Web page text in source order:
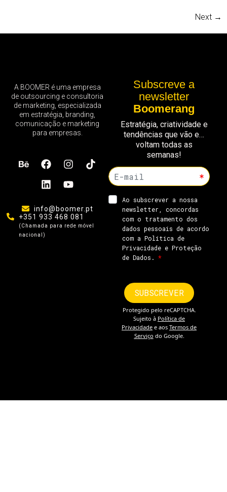
Next →
A BOOMER é uma empresa
de outsourcing e consultoria
de marketing, especializada
em estratégia, branding,
comunicação e marketing
para empresas.
info@boomer.pt
+351 933 468 081
(Chamada para rede móvel
nacional)
Subscreve a
newsletter
Boomerang
Estratégia, criatividade e
tendências que vão e…
voltam todas as
semanas!